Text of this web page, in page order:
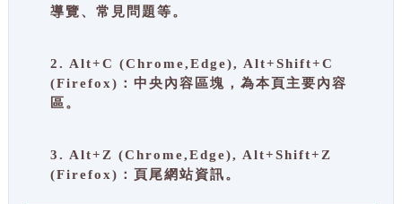
導覽、常見問題等。
2. Alt+C (Chrome,Edge), Alt+Shift+C
(Firefox)：中央內容區塊，為本頁主要內容
區。
3. Alt+Z (Chrome,Edge), Alt+Shift+Z
(Firefox)：頁尾網站資訊。